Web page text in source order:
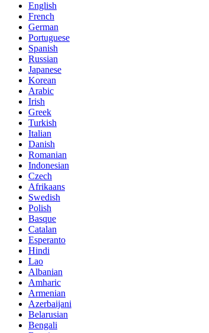
English
French
German
Portuguese
Spanish
Russian
Japanese
Korean
Arabic
Irish
Greek
Turkish
Italian
Danish
Romanian
Indonesian
Czech
Afrikaans
Swedish
Polish
Basque
Catalan
Esperanto
Hindi
Lao
Albanian
Amharic
Armenian
Azerbaijani
Belarusian
Bengali